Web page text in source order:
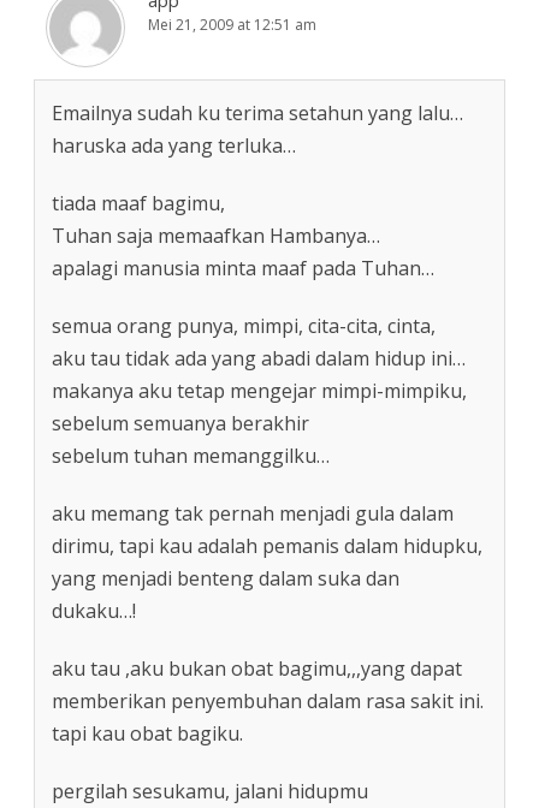
Mei 21, 2009 at 12:51 am
Emailnya sudah ku terima setahun yang lalu…
haruska ada yang terluka…
tiada maaf bagimu,
Tuhan saja memaafkan Hambanya…
apalagi manusia minta maaf pada Tuhan…
semua orang punya, mimpi, cita-cita, cinta,
aku tau tidak ada yang abadi dalam hidup ini…
makanya aku tetap mengejar mimpi-mimpiku,
sebelum semuanya berakhir
sebelum tuhan memanggilku…
aku memang tak pernah menjadi gula dalam
dirimu, tapi kau adalah pemanis dalam hidupku,
yang menjadi benteng dalam suka dan
dukaku…!
aku tau ,aku bukan obat bagimu,,,yang dapat
memberikan penyembuhan dalam rasa sakit ini.
tapi kau obat bagiku.
pergilah sesukamu, jalani hidupmu